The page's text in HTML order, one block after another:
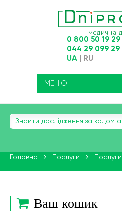
0 800 50 19 29
044 29 099 29
UA RU
МЕНЮ
Головна Послуги Послуги
Ваш кошик